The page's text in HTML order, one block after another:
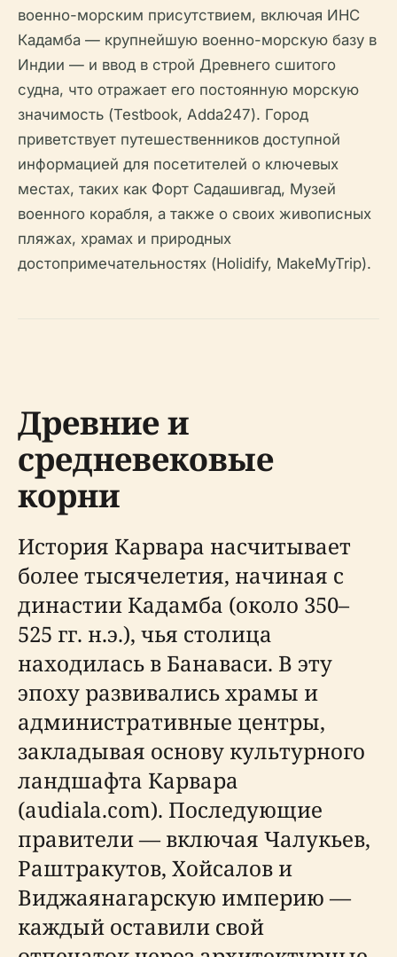
военно-морским присутствием, включая ИНС
Кадамба — крупнейшую военно-морскую базу в
Индии — и ввод в строй Древнего сшитого
судна, что отражает его постоянную морскую
значимость (Testbook, Adda247). Город
приветствует путешественников доступной
информацией для посетителей о ключевых
местах, таких как Форт Садашивгад, Музей
военного корабля, а также о своих живописных
пляжах, храмах и природных
достопримечательностях (Holidify, MakeMyTrip).
Древние и
средневековые
корни
История Карвара насчитывает
более тысячелетия, начиная с
династии Кадамба (около 350–
525 гг. н.э.), чья столица
находилась в Банаваси. В эту
эпоху развивались храмы и
административные центры,
закладывая основу культурного
ландшафта Карвара
(audiala.com). Последующие
правители — включая Чалукьев,
Раштракутов, Хойсалов и
Виджаянагарскую империю —
каждый оставили свой